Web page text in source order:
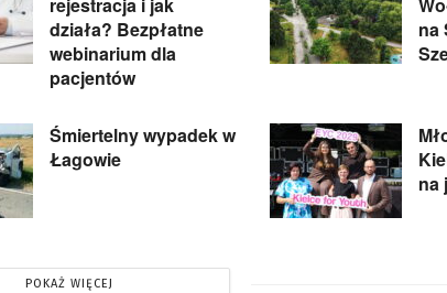
rejestracja i jak
działa? Bezpłatne
webinarium dla
pacjentów
na
Śmiertelny wypadek w
Łagowie
na
POKAŻ WIĘCEJ